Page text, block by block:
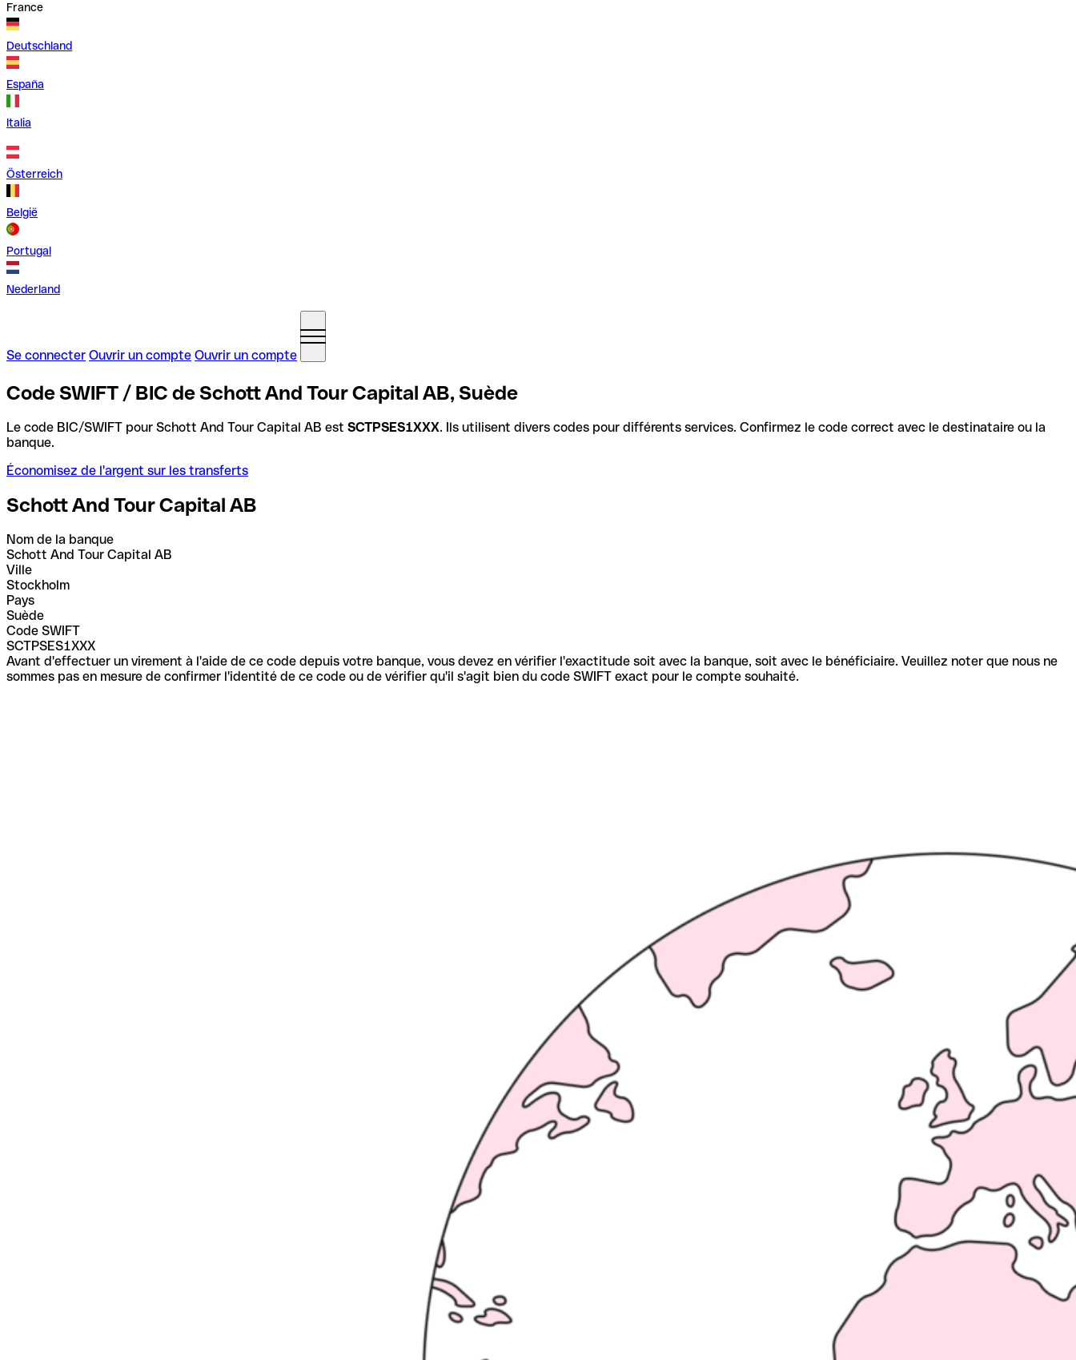
France
Deutschland
España
Italia
Österreich
België
Portugal
Nederland
Se connecter Ouvrir un compte Ouvrir un compte
Code SWIFT / BIC de Schott And Tour Capital AB, Suède
Le code BIC/SWIFT pour Schott And Tour Capital AB est SCTPSES1XXX. Ils utilisent divers codes pour différents services. Confirmez le code correct avec le destinataire ou la
banque.
Économisez de l'argent sur les transferts
Schott And Tour Capital AB
Nom de la banque
Schott And Tour Capital AB
Ville
Stockholm
Pays
Suède
Code SWIFT
SCTPSES1XXX
Avant d'effectuer un virement à l'aide de ce code depuis votre banque, vous devez en vérifier l'exactitude soit avec la banque, soit avec le bénéficiaire. Veuillez noter que nous ne
sommes pas en mesure de confirmer l'identité de ce code ou de vérifier qu'il s'agit bien du code SWIFT exact pour le compte souhaité.